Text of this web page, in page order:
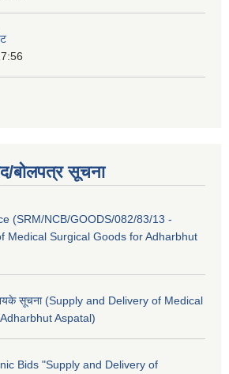
बोलपत्र सूचना
(SRM/NCB/GOODS/082/83/13 -
Medical Surgical Goods for Adharbhut
सूचना (Supply and Delivery of Medical
Aspatal)
Bids "Supply and Delivery of